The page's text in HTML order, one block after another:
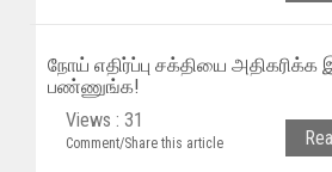
நோய் எதிர்ப்பு சக்தியை அதிகரிக்க
பண்ணுங்க!
Views : 31
Comment/Share this article